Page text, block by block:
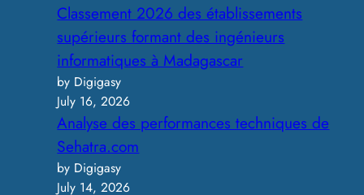
Classement 2026 des établissements
supérieurs formant des ingénieurs
informatiques à Madagascar
by Digigasy
July 16, 2026
Analyse des performances techniques de
Sehatra.com
by Digigasy
July 14, 2026